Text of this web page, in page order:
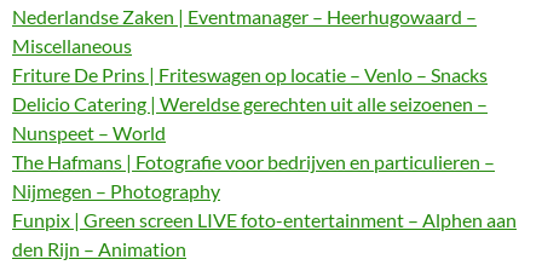
Nederlandse Zaken | Eventmanager – Heerhugowaard –
Miscellaneous
Friture De Prins | Friteswagen op locatie – Venlo – Snacks
Delicio Catering | Wereldse gerechten uit alle seizoenen –
Nunspeet – World
The Hafmans | Fotografie voor bedrijven en particulieren –
Nijmegen – Photography
Funpix | Green screen LIVE foto-entertainment – Alphen aan
den Rijn – Animation